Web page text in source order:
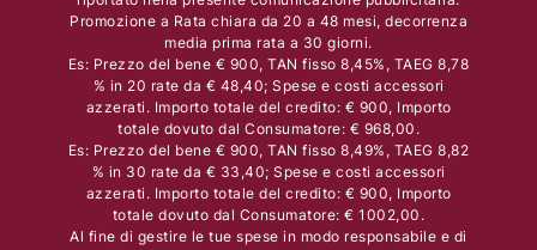
Promozione a Rata chiara da 20 a 48 mesi, decorrenza
media prima rata a 30 giorni.
Es: Prezzo del bene € 900, TAN fisso 8,45%, TAEG 8,78
% in 20 rate da € 48,40; Spese e costi accessori
azzerati. Importo totale del credito: € 900, Importo
totale dovuto dal Consumatore: € 968,00.
Es: Prezzo del bene € 900, TAN fisso 8,49%, TAEG 8,82
% in 30 rate da € 33,40; Spese e costi accessori
azzerati. Importo totale del credito: € 900, Importo
totale dovuto dal Consumatore: € 1002,00.
Al fine di gestire le tue spese in modo responsabile e di